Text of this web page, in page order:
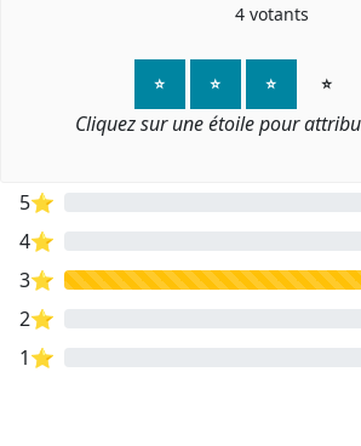
4votants
⭐ ⭐ ⭐ ⭐
Cliquez sur une étoile pour
5⭐
4⭐
3⭐
2⭐
1⭐